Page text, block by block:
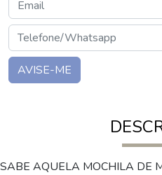
AVISE-ME
SABE AQUELA MOCHILA DE